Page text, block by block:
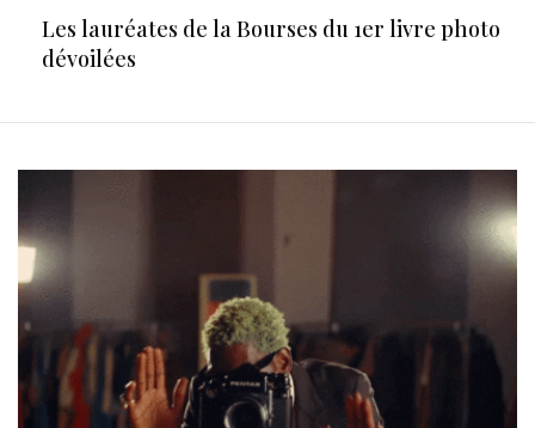
Les lauréates de la Bourses du 1er livre photo
dévoilées